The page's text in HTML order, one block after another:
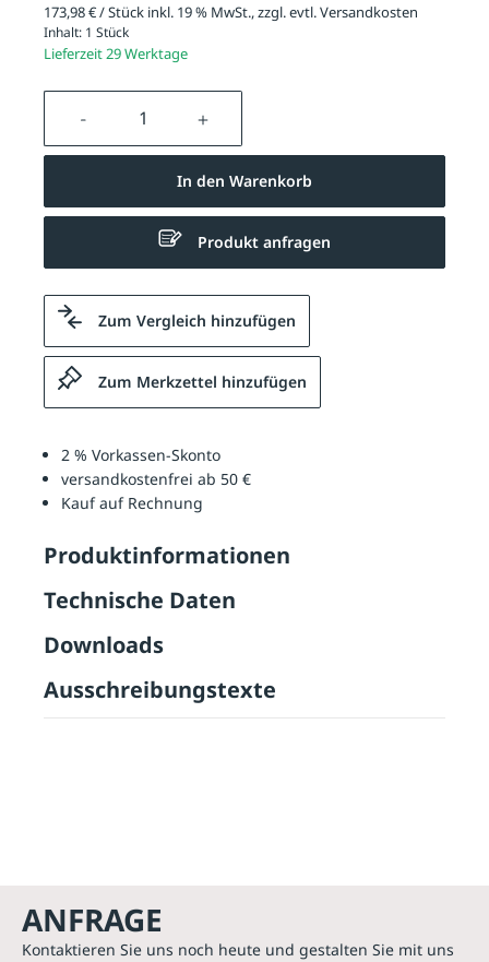
173,98 € / Stück inkl. 19 % MwSt., zzgl. evtl.Versandkosten
Inhalt: 1 Stück
Lieferzeit 29 Werktage
Produkt Anzahl: Gib den
In den Warenkorb
Produkt anfragen
Zum Vergleich hinzufügen
Zum Merkzettel hinzufügen
2 % Vorkassen-Skonto
versandkostenfrei ab 50 €
Kauf auf Rechnung
Produktinformationen
Technische Daten
Downloads
Ausschreibungstexte
ANFRAGE
Kontaktieren Sie uns noch heute und gestalten Sie mit uns